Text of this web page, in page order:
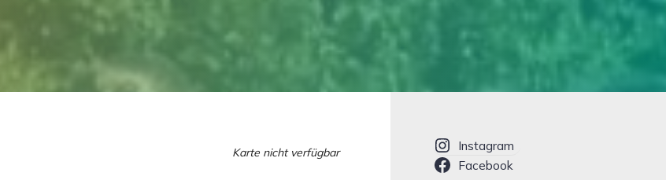
Karte nicht verfügbar
Instagram
Facebook